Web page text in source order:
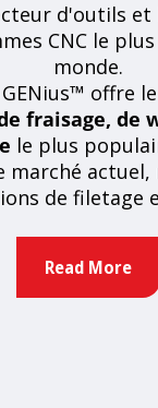
d'outils
CNC le
monde.
GENius™ offre
fraisage, de
le plus
marché
de filetage
Read More